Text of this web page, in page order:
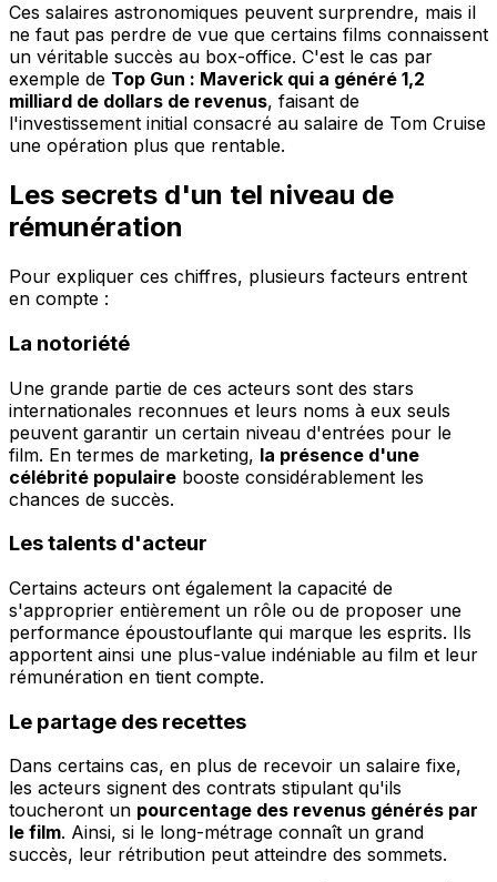
Ces salaires astronomiques peuvent surprendre, mais il
ne faut pas perdre de vue que certains films connaissent
un véritable succès au box-office. C'est le cas par
exemple de Top Gun : Maverick qui a généré 1,2
milliard de dollars de revenus, faisant de
l'investissement initial consacré au salaire de Tom Cruise
une opération plus que rentable.
Les secrets d'un tel niveau de
rémunération
Pour expliquer ces chiffres, plusieurs facteurs entrent
en compte :
La notoriété
Une grande partie de ces acteurs sont des stars
internationales reconnues et leurs noms à eux seuls
peuvent garantir un certain niveau d'entrées pour le
film. En termes de marketing, la présence d'une
célébrité populaire booste considérablement les
chances de succès.
Les talents d'acteur
Certains acteurs ont également la capacité de
s'approprier entièrement un rôle ou de proposer une
performance époustouflante qui marque les esprits. Ils
apportent ainsi une plus-value indéniable au film et leur
rémunération en tient compte.
Le partage des recettes
Dans certains cas, en plus de recevoir un salaire fixe,
les acteurs signent des contrats stipulant qu'ils
toucheront un pourcentage des revenus générés par
le film. Ainsi, si le long-métrage connaît un grand
succès, leur rétribution peut atteindre des sommets.